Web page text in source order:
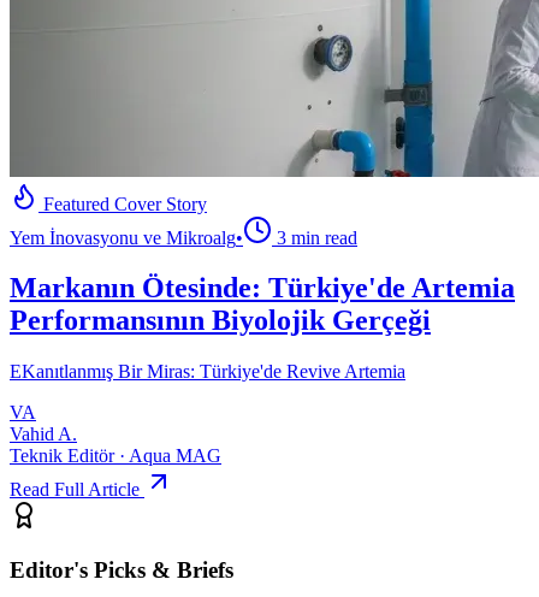
Featured Cover Story
Yem İnovasyonu ve Mikroalg• 3 min read
Markanın Ötesinde: Türkiye'de Artemia
Performansının Biyolojik Gerçeği
EKanıtlanmış Bir Miras: Türkiye'de Revive Artemia
VA
Vahid A.
Teknik Editör · Aqua MAG
Read Full Article
Editor's Picks & Briefs